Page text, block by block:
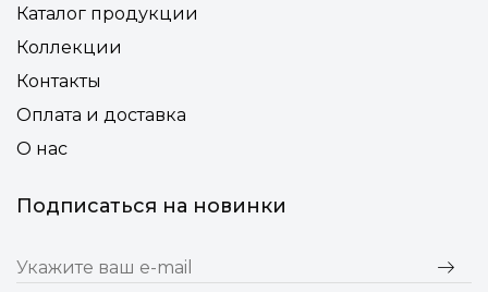
Каталог продукции
Коллекции
Контакты
Оплата и доставка
О нас
Подписаться на новинки